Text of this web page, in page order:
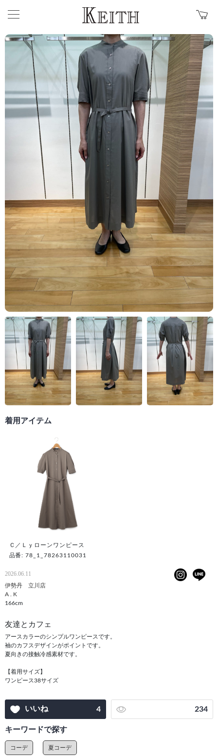
着用アイテム
Ｃ／Ｌｙローンワンピース
品番: 78_1_78263110031
2026.06.11
伊勢丹 立川店
A . K
166cm
友達とカフェ
アースカラーのシンプルワンピースです。
袖のカフスデザインがポイントです。
夏向きの接触冷感素材です。
【着用サイズ】
ワンピース38サイズ
いいね 4 234
キーワードで探す
コーデ 夏コーデ